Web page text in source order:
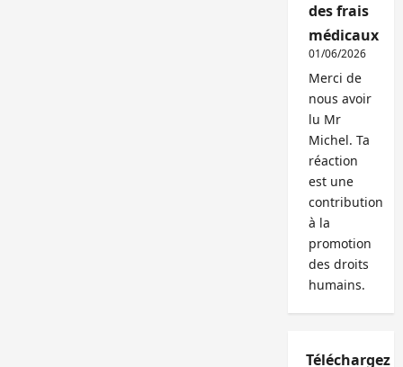
des frais
médicaux
01/06/2026
Merci de
nous avoir
lu Mr
Michel. Ta
réaction
est une
contribution
à la
promotion
des droits
humains.
Téléchargez